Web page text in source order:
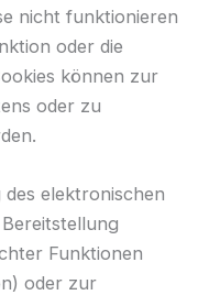
nicht funktionieren
oder die
können zur
oder zu
elektronischen
Funktionen
oder zur